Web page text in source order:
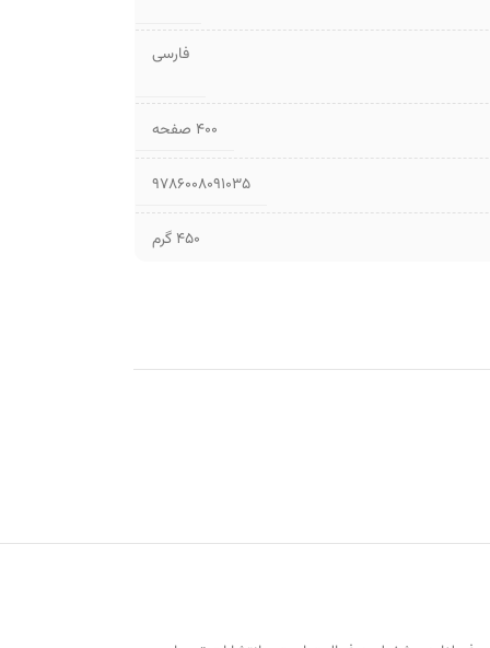
فارسی
۴۰۰ صفحه
9786008091035
450 گرم